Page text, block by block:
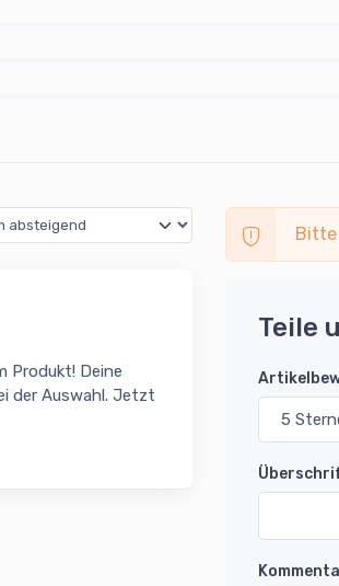
Produkt! Deine
der Auswahl. Jetzt
Bitte
Teile